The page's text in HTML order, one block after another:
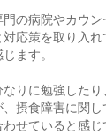
の病院やカウ
応策を取り入
ます。
りに勉強した
摂食障害に関
せていると感じ